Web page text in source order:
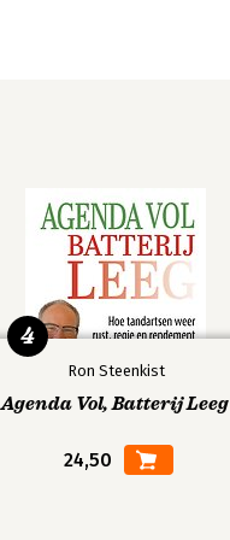
Ron Steenkist
Agenda Vol, Batterij Leeg
24,50
4